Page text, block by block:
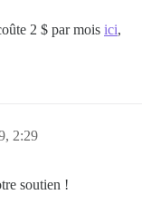
2 $ par mois ici,
2:29
soutien !